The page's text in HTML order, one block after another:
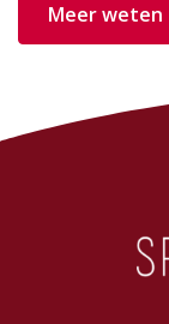
Meer weten